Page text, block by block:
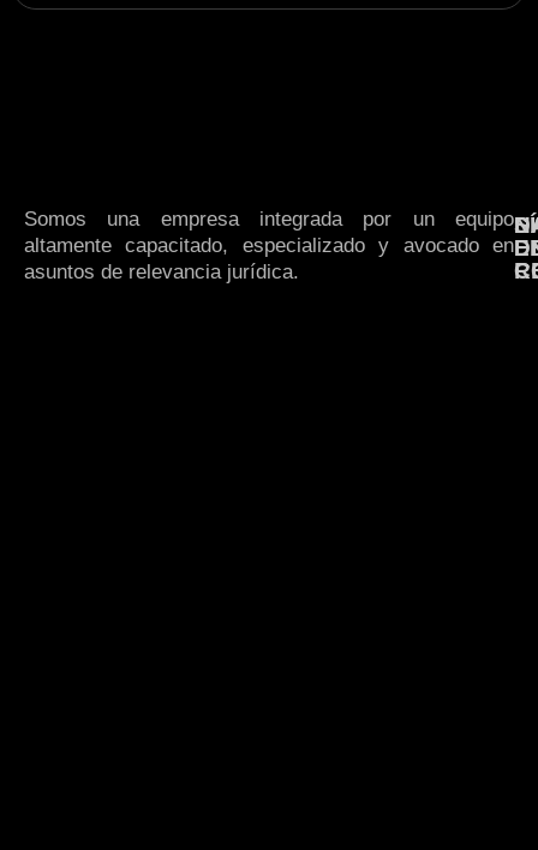
Somos una empresa integrada por un equipo
altamente capacitado, especializado y avocado en
asuntos de relevancia jurídica.